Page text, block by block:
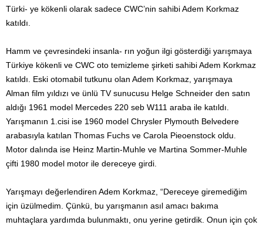
Türki- ye kökenli olarak sadece CWC’nin sahibi Adem Korkmaz
katıldı.
Hamm ve çevresindeki insanla- rın yoğun ilgi gösterdiği yarışmaya
Türkiye kökenli ve CWC oto temizleme şirketi sahibi Adem Korkmaz
katıldı. Eski otomabil tutkunu olan Adem Korkmaz, yarışmaya
Alman film yıldızı ve ünlü TV sunucusu Helge Schneider den satın
aldığı 1961 model Mercedes 220 seb W111 araba ile katıldı.
Yarışmanın 1.cisi ise 1960 model Chrysler Plymouth Belvedere
arabasıyla katılan Thomas Fuchs ve Carola Pieoenstock oldu.
Motor dalında ise Heinz Martin-Muhle ve Martina Sommer-Muhle
çifti 1980 model motor ile dereceye girdi.
Yarışmayı değerlendiren Adem Korkmaz, “Dereceye giremediğim
için üzülmedim. Çünkü, bu yarışmanın asıl amacı bakıma
muhtaçlara yardımda bulunmaktı, onu yerine getirdik. Onun için çok